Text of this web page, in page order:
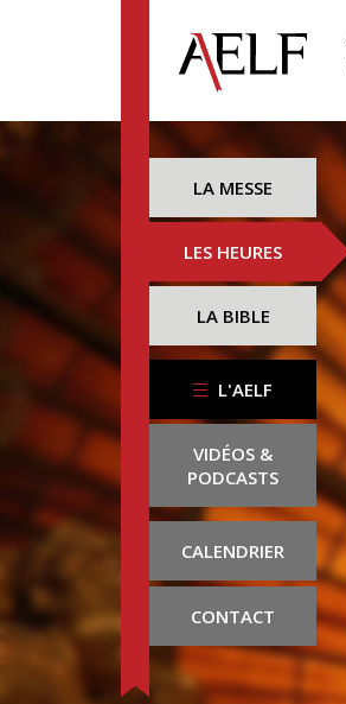
LA MESSE
LES HEURES
LA BIBLE
L'AELF
VIDÉOS &
PODCASTS
CALENDRIER
CONTACT